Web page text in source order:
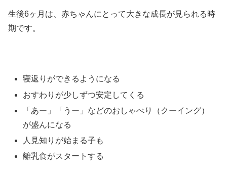
生後6ヶ月は、赤ちゃんにとって大きな成長が見られる時
期です。
寝返りができるようになる
おすわりが少しずつ安定してくる
「あー」「うー」などのおしゃべり（クーイング）
が盛んになる
人見知りが始まる子も
離乳食がスタートする